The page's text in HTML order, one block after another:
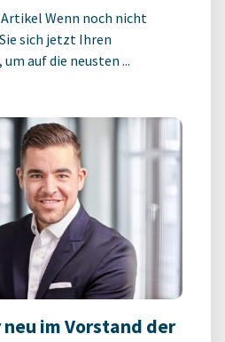
Wenn noch nicht
sich jetzt Ihren
auf die neusten ...
im Vorstand der